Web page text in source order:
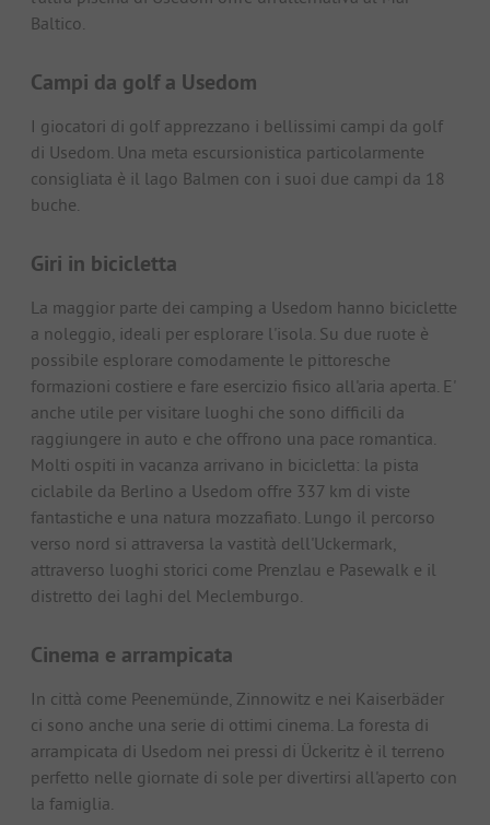
Baltico.
Campi da golf a Usedom
I giocatori di golf apprezzano i bellissimi campi da golf
di Usedom. Una meta escursionistica particolarmente
consigliata è il lago Balmen con i suoi due campi da 18
buche.
Giri in bicicletta
La maggior parte dei camping a Usedom hanno biciclette
a noleggio, ideali per esplorare l'isola. Su due ruote è
possibile esplorare comodamente le pittoresche
formazioni costiere e fare esercizio fisico all'aria aperta. E'
anche utile per visitare luoghi che sono difficili da
raggiungere in auto e che offrono una pace romantica.
Molti ospiti in vacanza arrivano in bicicletta: la pista
ciclabile da Berlino a Usedom offre 337 km di viste
fantastiche e una natura mozzafiato. Lungo il percorso
verso nord si attraversa la vastità dell'Uckermark,
attraverso luoghi storici come Prenzlau e Pasewalk e il
distretto dei laghi del Meclemburgo.
Cinema e arrampicata
In città come Peenemünde, Zinnowitz e nei Kaiserbäder
ci sono anche una serie di ottimi cinema. La foresta di
arrampicata di Usedom nei pressi di Ückeritz è il terreno
perfetto nelle giornate di sole per divertirsi all'aperto con
la famiglia.